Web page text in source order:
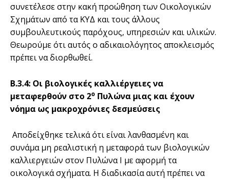
συνετέλεσε στην κακή προώθηση των Οικολογικών
Σχημάτων από τα ΚΥΔ και τους άλλους
συμβουλευτικούς παρόχους, υπηρεσιών και υλικών.
Θεωρούμε ότι αυτός ο αδικαιολόγητος αποκλεισμός
πρέπει να διορθωθεί.
Β.3.4: Οι βιολογικές καλλιέργειες να
μεταφερθούν στο 2ο Πυλώνα μιας και έχουν
νόημα ως μακροχρόνιες δεσμεύσεις
Αποδείχθηκε τελικά ότι είναι λανθασμένη και
συνάμα μη ρεαλιστική η μεταφορά των βιολογικών
καλλιεργειών στον Πυλώνα Ι με αφορμή τα
οικολογικά σχήματα. Η διαδικασία αυτή πρέπει να